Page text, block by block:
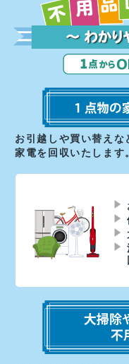
お引越しや買い替えな
家電を回収いたします